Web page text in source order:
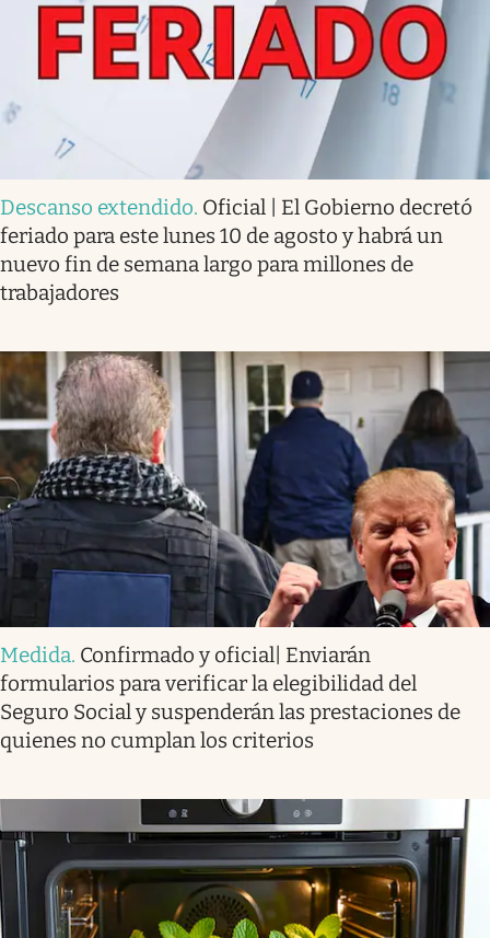
Descanso extendido. Oficial | El Gobierno decretó
feriado para este lunes 10 de agosto y habrá un
nuevo fin de semana largo para millones de
trabajadores
Medida. Confirmado y oficial| Enviarán
formularios para verificar la elegibilidad del
Seguro Social y suspenderán las prestaciones de
quienes no cumplan los criterios